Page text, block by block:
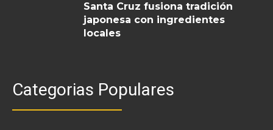
Santa Cruz fusiona tradición
japonesa con ingredientes
locales
Categorias Populares